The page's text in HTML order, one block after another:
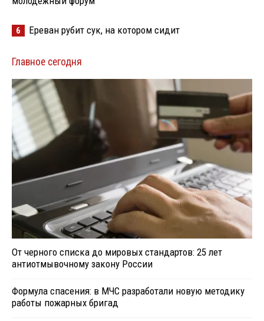
6 Ереван рубит сук, на котором сидит
Главное сегодня
От черного списка до мировых стандартов: 25 лет
антиотмывочному закону России
Формула спасения: в МЧС разработали новую методику
работы пожарных бригад